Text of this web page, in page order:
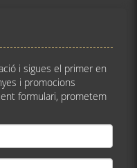
i sigues el primer en
i promocions
formulari, prometem